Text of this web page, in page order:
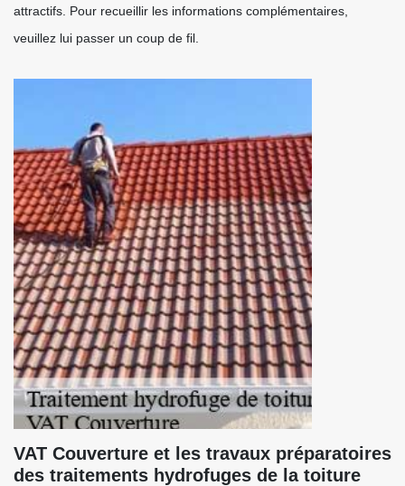
attractifs. Pour recueillir les informations complémentaires,
veuillez lui passer un coup de fil.
VAT Couverture et les travaux préparatoires
des traitements hydrofuges de la toiture